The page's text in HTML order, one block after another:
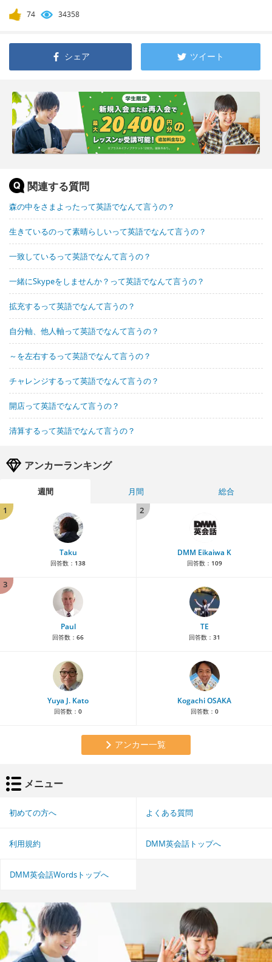
74 34358
シェア ツイート
関連する質問
森の中をさまよったって英語でなんて言うの？
生きているのって素晴らしいって英語でなんて言うの？
一致しているって英語でなんて言うの？
一緒にSkypeをしませんか？って英語でなんて言うの？
拡充するって英語でなんて言うの？
自分軸、他人軸って英語でなんて言うの？
～を左右するって英語でなんて言うの？
チャレンジするって英語でなんて言うの？
開店って英語でなんて言うの？
清算するって英語でなんて言うの？
アンカーランキング
週間 月間
総合
1
Taku
回答数： 138
2
DMM Eikaiwa K
回答数： 109
3
Paul
回答数： 66
TE
回答数： 31
Yuya J. Kato
回答数： 0
Kogachi OSAKA
回答数： 0
アンカー一覧
メニュー
初めての方へ よくある質問
利用規約 DMM英会話トップへ
DMM英会話Wordsトップへ